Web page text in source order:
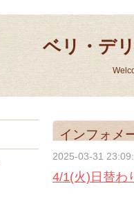
ベリ・デ
インフォメ
2025-03-31
4/1(火)日替わ